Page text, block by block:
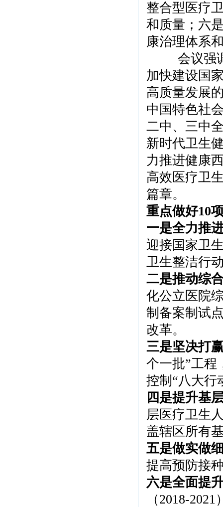
整合型医疗
和质量；六
康治理体系
会议强调
加快建设国
高质量发展
中国特色社
二中、三中
新时代卫生
力推进健康
高效医疗卫
篇章。
重点做好10
一是全力推
迎接国家卫
卫生整洁行
二是推动综
化公立医院
制备案制试
改革。
三是坚决打
个一批”工程
控制“八大行
四是提升基
层医疗卫生
盖辖区所有
五是做实做
提高预防接
六是全面提
（2018-